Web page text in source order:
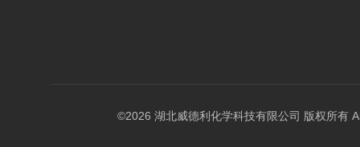
©2026 湖北威德利化学科技有限公司 版权所有